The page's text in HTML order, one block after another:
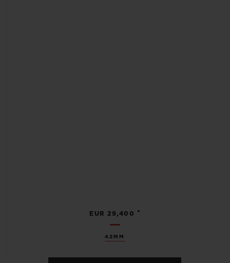
42MM
EUR 29,400 •